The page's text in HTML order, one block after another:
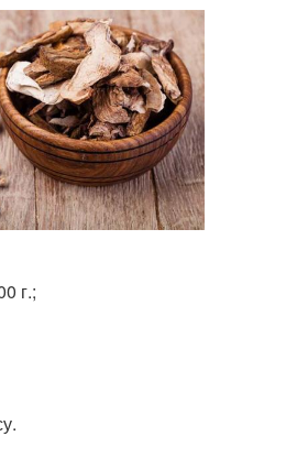
г.;